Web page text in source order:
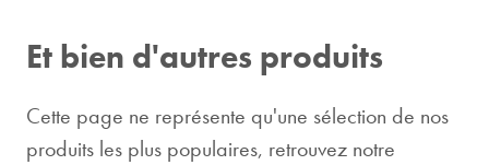
Et bien d'autres produits
Cette page ne représente qu'une sélection de nos
produits les plus populaires, retrouvez notre